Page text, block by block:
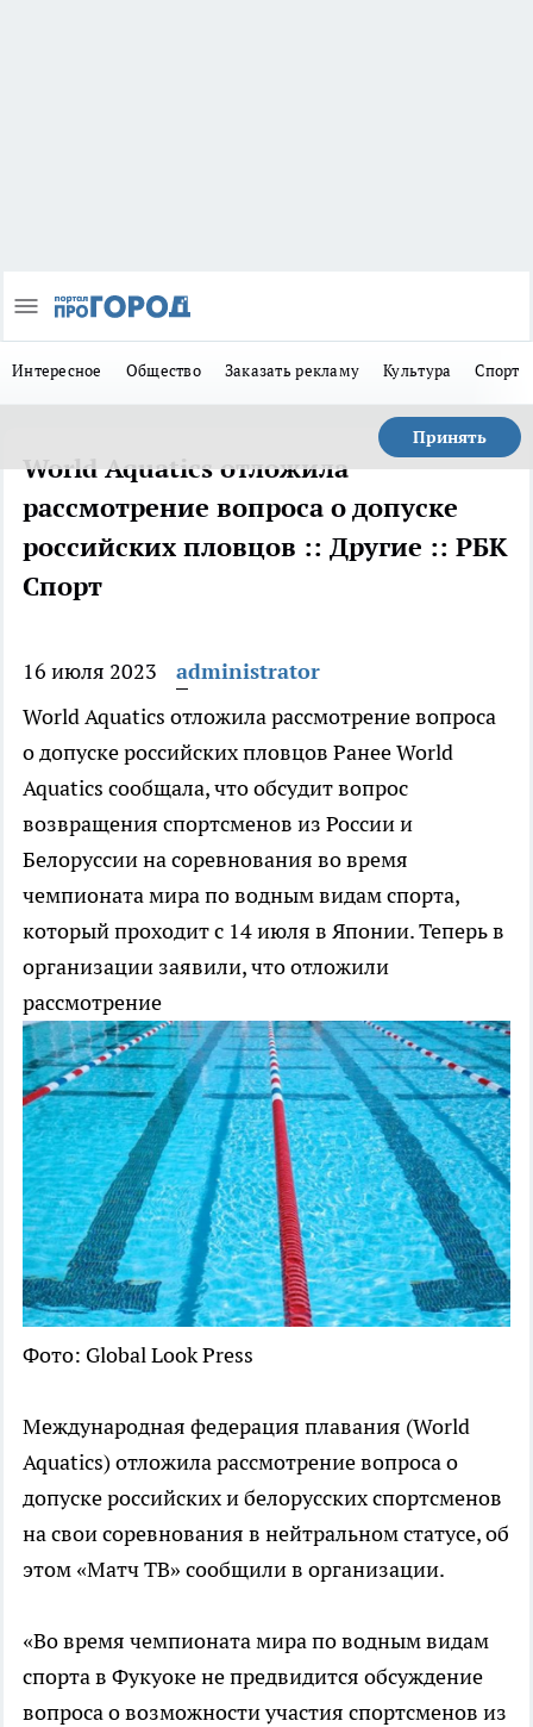
Интересное Общество Заказать рекламу Культура Спорт
Принять
World Aquatics отложила
рассмотрение вопроса о допуске
российских пловцов :: Другие :: РБК
Спорт
16 июля 2023
administrator
World Aquatics отложила рассмотрение вопроса
о допуске российских пловцов Ранее World
Aquatics сообщала, что обсудит вопрос
возвращения спортсменов из России и
Белоруссии на соревнования во время
чемпионата мира по водным видам спорта,
который проходит с 14 июля в Японии. Теперь в
организации заявили, что отложили
рассмотрение
Фото: Global Look Press
Международная федерация плавания (World
Aquatics) отложила рассмотрение вопроса о
допуске российских и белорусских спортсменов
на свои соревнования в нейтральном статусе, об
этом «Матч ТВ» сообщили в организации.
«Во время чемпионата мира по водным видам
спорта в Фукуоке не предвидится обсуждение
вопроса о возможности участия спортсменов из